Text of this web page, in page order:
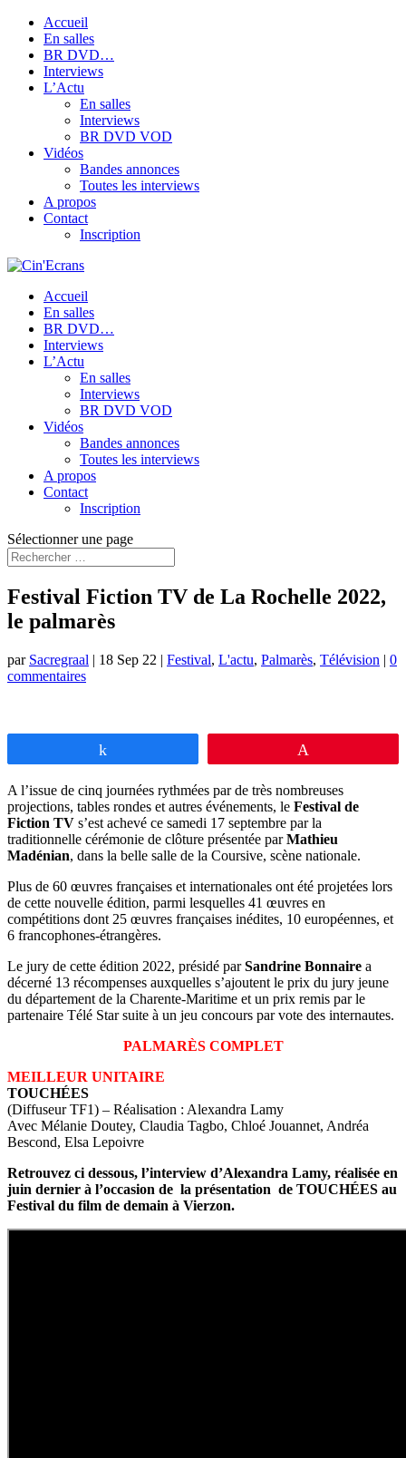
Accueil
En salles
BR DVD…
Interviews
L’Actu
En salles
Interviews
BR DVD VOD
Vidéos
Bandes annonces
Toutes les interviews
A propos
Contact
Inscription
Accueil
En salles
BR DVD…
Interviews
L’Actu
En salles
Interviews
BR DVD VOD
Vidéos
Bandes annonces
Toutes les interviews
A propos
Contact
Inscription
Sélectionner une page
Festival Fiction TV de La Rochelle 2022,
le palmarès
par Sacregraal | 18 Sep 22 | Festival, L'actu, Palmarès, Télévision | 0
commentaires
A l’issue de cinq journées rythmées par de très nombreuses
projections, tables rondes et autres événements, le Festival de
Fiction TV s’est achevé ce samedi 17 septembre par la
traditionnelle cérémonie de clôture présentée parMathieu
Madénian, dans la belle salle de la Coursive, scène nationale.
Plus de 60 œuvres françaises et internationales ont été projetées lors
de cette nouvelle édition, parmi lesquelles 41 œuvres en
compétitions dont 25 œuvres françaises inédites, 10 européennes, et
6 francophones-étrangères.
Le jury de cette édition 2022, présidé parSandrine Bonnaire a
décerné 13 récompenses auxquelles s’ajoutent le prix du jury jeune
du département de la Charente-Maritime et un prix remis par le
partenaire Télé Star suite à un jeu concours par vote des internautes.
PALMARÈS COMPLET
MEILLEUR UNITAIRE
TOUCHÉES
(Diffuseur TF1) – Réalisation : Alexandra Lamy
Avec Mélanie Doutey, Claudia Tagbo, Chloé Jouannet, Andréa
Bescond, Elsa Lepoivre
Retrouvez ci dessous, l’interview d’Alexandra Lamy, réalisée en
juin dernier à l’occasion de la présentation de TOUCHÉES au
Festival du film de demain à Vierzon.